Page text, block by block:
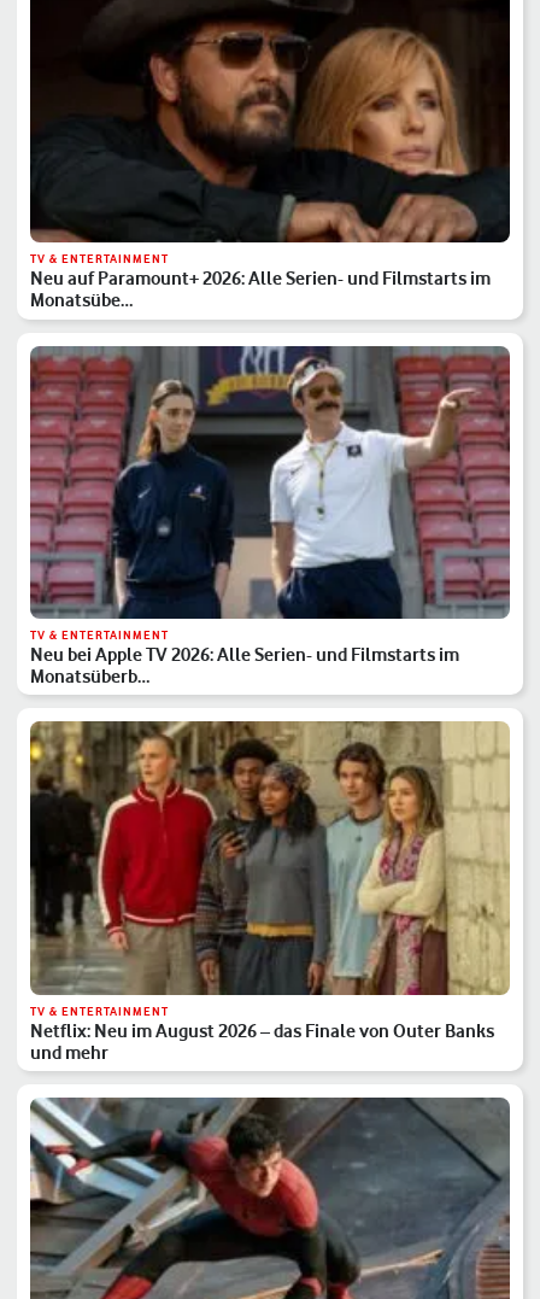
TV & ENTERTAINMENT
Neu auf Paramount+ 2026: Alle Serien- und Filmstarts im
Monatsübe…
TV & ENTERTAINMENT
Neu bei Apple TV 2026: Alle Serien- und Filmstarts im
Monatsüberb…
TV & ENTERTAINMENT
Netflix: Neu im August 2026 – das Finale von Outer Banks
und mehr